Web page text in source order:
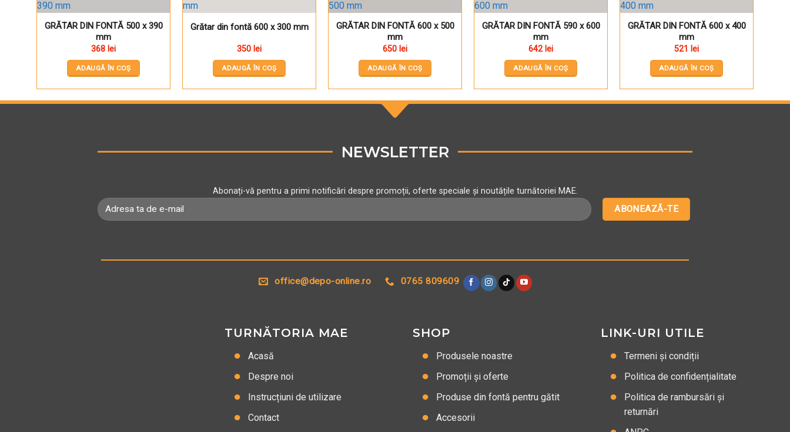
Pune în Wishlist
GRĂTAR DIN FONTĂ 500 x 390
mm
368 lei
ADAUGĂ ÎN COȘ
Grătar din fontă 600 x 300 mm
350 lei
ADAUGĂ ÎN COȘ
Pune în Wishlist
GRĂTAR DIN FONTĂ 600 x 500
mm
650 lei
ADAUGĂ ÎN COȘ
Pune în Wishlist
GRĂTAR DIN FONTĂ 590 x 600
mm
642 lei
ADAUGĂ ÎN COȘ
Pune în Wishlist
GRĂTAR DIN FONTĂ 600 x 400
mm
521 lei
ADAUGĂ ÎN COȘ
NEWSLETTER
Abonați-vă pentru a primi notificări despre promoții, oferte speciale și noutățile turnătoriei MAE.
office@depo-online.ro 0765 809609
TURNĂTORIA MAE
Acasă
Despre noi
Instrucțiuni de utilizare
Contact
SHOP
Produsele noastre
Promoții și oferte
Produse din fontă pentru gătit
Accesorii
LINK-URI UTILE
Termeni și condiții
Politica de confidențialitate
Politica de rambursări și
returnări